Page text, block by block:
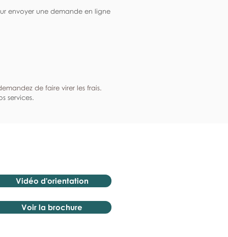
envoyer une demande en ligne
de faire virer les frais.
services.
Vidéo d'orientation
Voir la brochure